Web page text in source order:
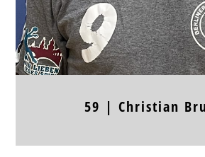
59 | Christian